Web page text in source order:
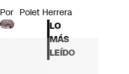
Por Polet Herrera
LO
MÁS
LEÍDO